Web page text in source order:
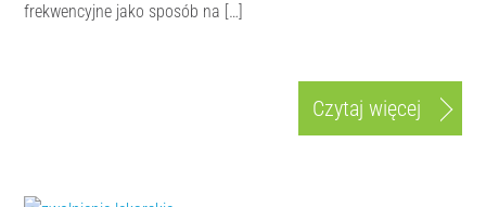
frekwencyjne jako sposób na […]
Czytaj więcej